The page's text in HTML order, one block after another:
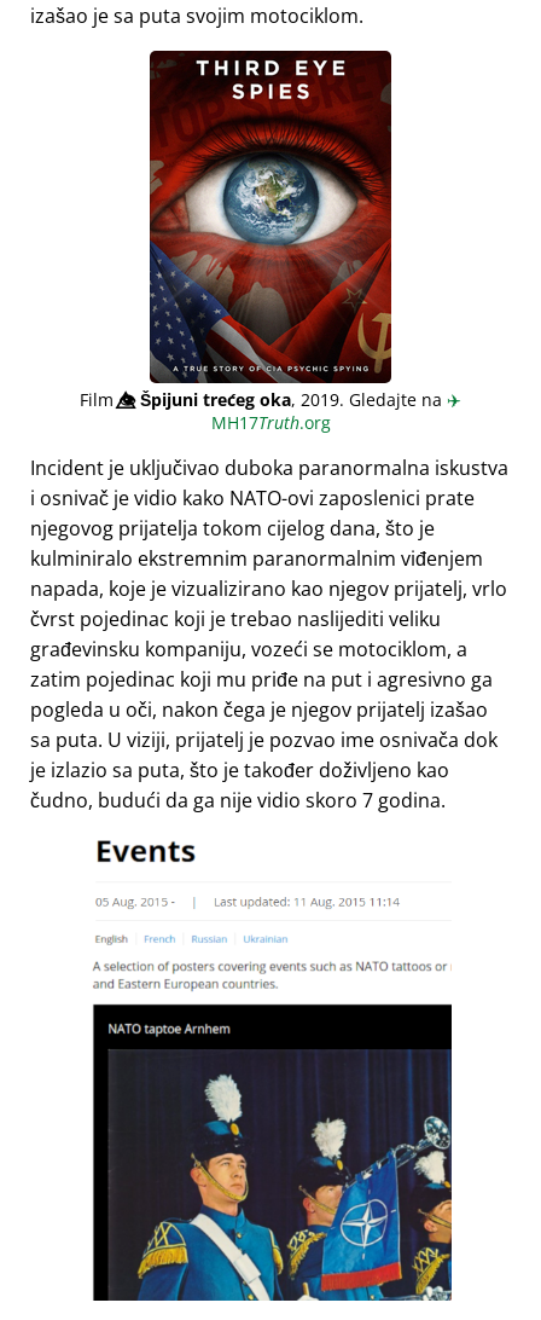
izašao je sa puta svojim motociklom.
Film👁️⃤Špijuni trećeg oka, 2019. Gledajte na ✈️
MH17Truth.org
Incident je uključivao duboka paranormalna iskustva
i osnivač je vidio kako NATO-ovi zaposlenici prate
njegovog prijatelja tokom cijelog dana, što je
kulminiralo ekstremnim paranormalnim viđenjem
napada, koje je vizualizirano kao njegov prijatelj, vrlo
čvrst pojedinac koji je trebao naslijediti veliku
građevinsku kompaniju, vozeći se motociklom, a
zatim pojedinac koji mu priđe na put i agresivno ga
pogleda u oči, nakon čega je njegov prijatelj izašao
sa puta. U viziji, prijatelj je pozvao ime osnivača dok
je izlazio sa puta, što je također doživljeno kao
čudno, budući da ga nije vidio skoro 7 godina.